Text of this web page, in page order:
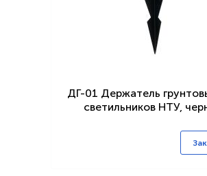
ДГ-01 Держатель
светильников НТУ,